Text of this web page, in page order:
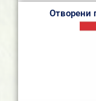
Отворени